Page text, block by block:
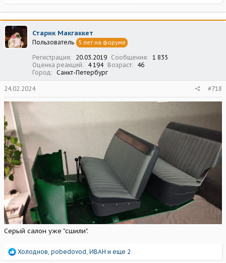
а
к
ц
и
и
Старик Макгаккет
Пользователь 5 лет на форуме
Регистрация 20.03.2019 Сообщения
1 835
Оценка реакций
4 194 Возраст
46
Город
Санкт-Петербург
24.02.2024 #718
Серый салон уже "сшили".
Р
Холоднов, pobedovod, ИВАН и еще 2